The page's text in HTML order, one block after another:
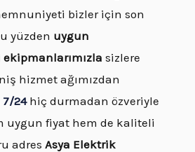
bizler için son
yüzden uygun
sizlere
hizmet ağımızdan
7/24hiç durmadan özveriyle
uygun fiyat hem de kaliteli
adres Asya Elektrik